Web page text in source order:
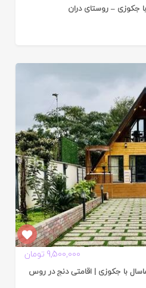
جکوزی – روستای دران
9,500,000 تومان
با جکوزی | اقامتی دنج در روس